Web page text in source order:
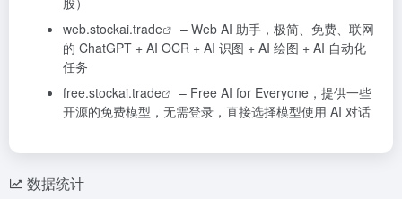
web.stockai.trade
– Web AI 助手，极简、免费、联网
的 ChatGPT + AI OCR + AI 识图 + AI 绘图 + AI 自动化
任务
free.stockai.trade
– Free AI for Everyone，提供一些
开源的免费模型，无需登录，直接选择模型使用 AI 对话
数据统计